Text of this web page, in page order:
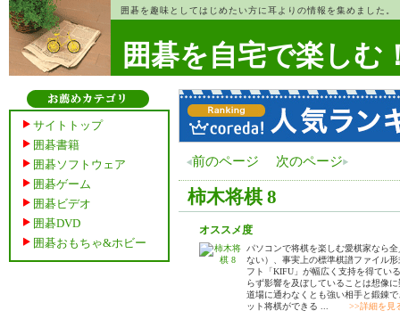
囲碁を趣味としてはじめたい方に耳よりの情報を集めました。
囲碁を自宅で楽しむ
サイトトップ
囲碁書籍
囲碁ソフトウェア
囲碁ゲーム
囲碁ビデオ
囲碁DVD
囲碁おもちゃ&ホビー
前のページ 次のページ
柿木将棋 8
オススメ度
パソコンで将棋を楽しむ愛棋家なら
ない）、事実上の標準棋譜ファイル
フト「KIFU」が幅広く支持を得てい
らず影響を及ぼしていることは想像
道場に通わなくとも強い相手と鍛錬
ット将棋ができる ...
>>詳細を見